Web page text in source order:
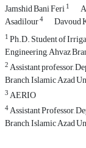
Jamshid Bani Feri1
Asadilour4 Davoud
1Ph.D. Student of
Engineering, Ahvaz
2Assistant professor,
Branch, Islamic Azad
3AERIO
4Assistant Professor,
Branch, Islamic Azad